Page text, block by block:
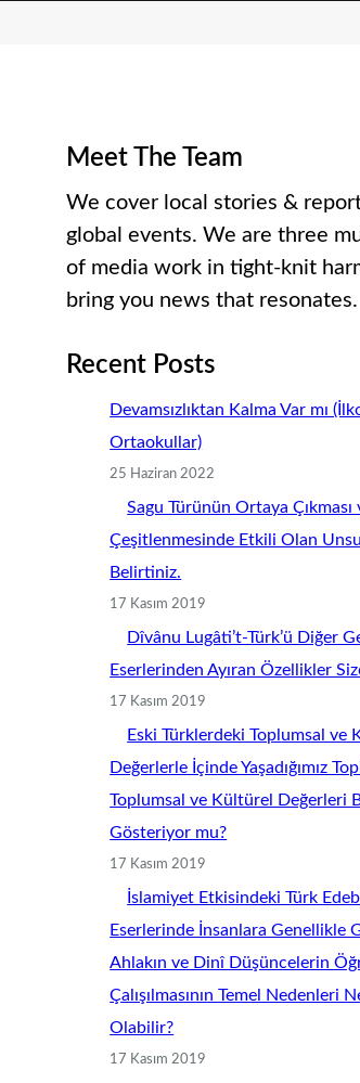
Meet The Team
We cover local stories &
global events. We are three
of media work in tight-knit
bring you news that resonates.
Recent Posts
Devamsızlıktan Kalma Var mı
Ortaokullar)
25 Haziran 2022
Sagu Türünün Ortaya Çıkması
Çeşitlenmesinde Etkili Olan
Belirtiniz.
17 Kasım 2019
Dîvânu Lugâti’t-Türk’ü Diğer
Eserlerinden Ayıran Özellikler
17 Kasım 2019
Eski Türklerdeki Toplumsal ve
Değerlerle İçinde Yaşadığımız
Toplumsal ve Kültürel Değerleri
Gösteriyor mu?
17 Kasım 2019
İslamiyet Etkisindeki Türk
Eserlerinde İnsanlara Genellikle
Ahlakın ve Dinî Düşüncelerin
Çalışılmasının Temel Nedenleri
Olabilir?
17 Kasım 2019